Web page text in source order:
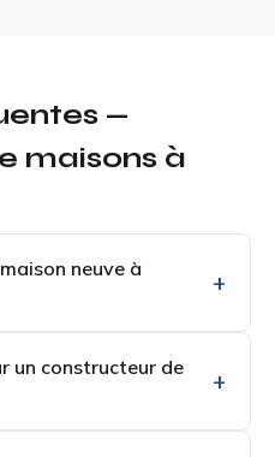
—
maisons à
neuve à
un constructeur de